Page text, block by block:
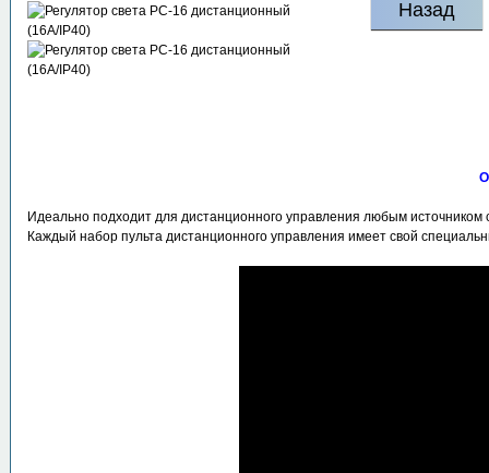
Идеально подходит для дистанционного управления любым источником
Каждый набор пульта дистанционного управления имеет свой